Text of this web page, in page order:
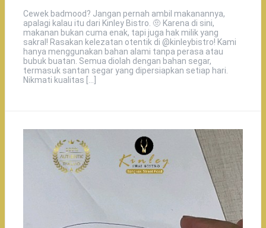
Cewek badmood? Jangan pernah ambil makanannya,
apalagi kalau itu dari Kinley Bistro. 🤨 Karena di sini,
makanan bukan cuma enak, tapi juga hak milik yang
sakral! Rasakan kelezatan otentik di @kinleybistro! Kami
hanya menggunakan bahan alami tanpa perasa atau
bubuk buatan. Semua diolah dengan bahan segar,
termasuk santan segar yang dipersiapkan setiap hari.
Nikmati kualitas […]